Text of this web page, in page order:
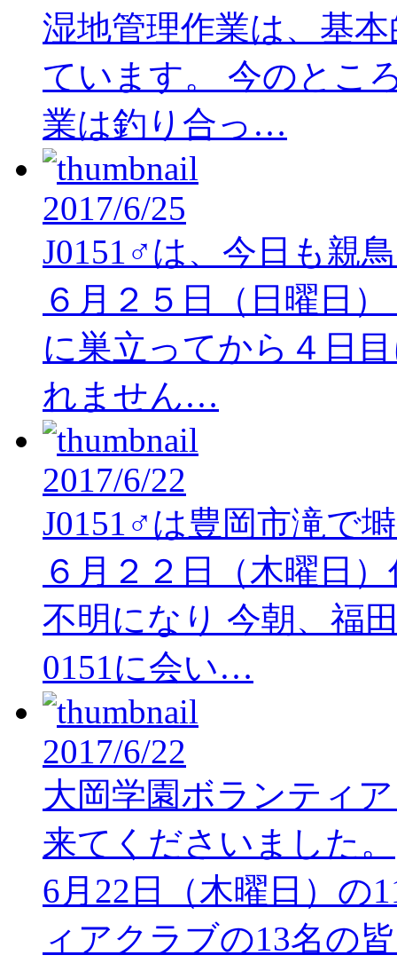
湿地管理作業は、基
ています。 今のとこ
業は釣り合っ…
2017/6/25
J0151♂は、今日も親
６月２５日（日曜日
に巣立ってから４日
れません…
2017/6/22
J0151♂は豊岡市滝で
６月２２日（木曜日
不明になり 今朝、福
0151に会い…
2017/6/22
大岡学園ボランティ
来てくださいました。
6月22日（木曜日）の
ィアクラブの13名の